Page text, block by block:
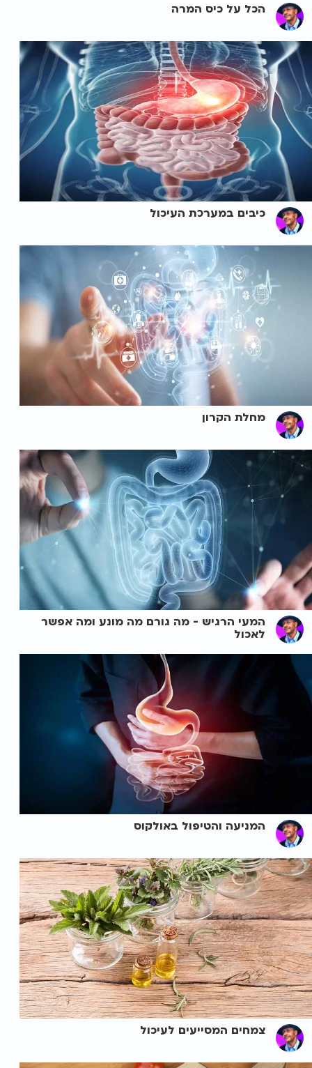
הכל על כיס המרה
כיבים במערכת העיכול
מחלת הקרון
המעי הרגיש - מה גורם מה מונע ומה אפשר
לאכול
המניעה והטיפול באולקוס
צמחים המסייעים לעיכול